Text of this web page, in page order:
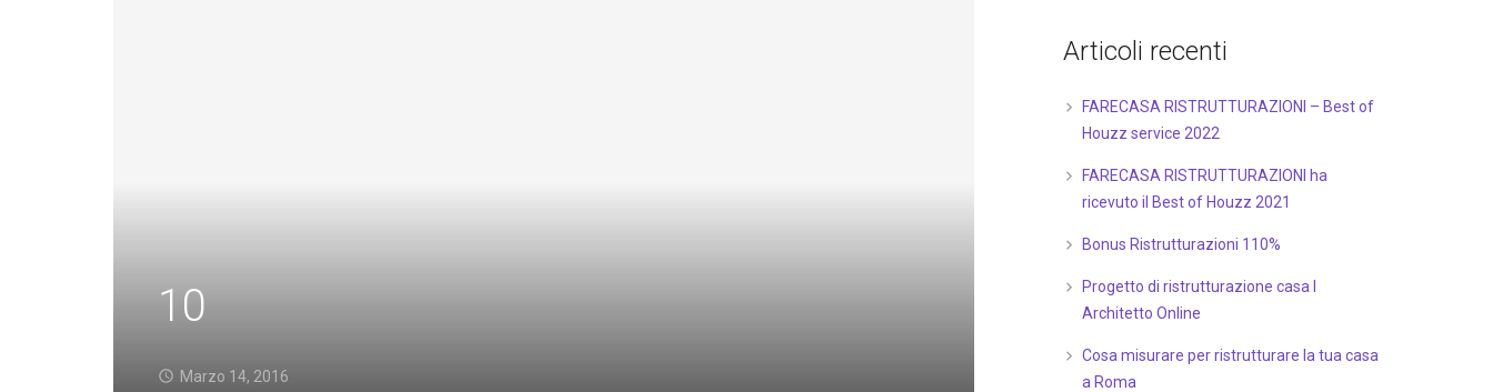
10
Marzo 14, 2016
Articoli recenti
FARECASA RISTRUTTURAZIONI – Best of
Houzz service 2022
FARECASA RISTRUTTURAZIONI ha
ricevuto il Best of Houzz 2021
Bonus Ristrutturazioni 110%
Progetto di ristrutturazione casa I
Architetto Online
Cosa misurare per ristrutturare la tua casa
a Roma